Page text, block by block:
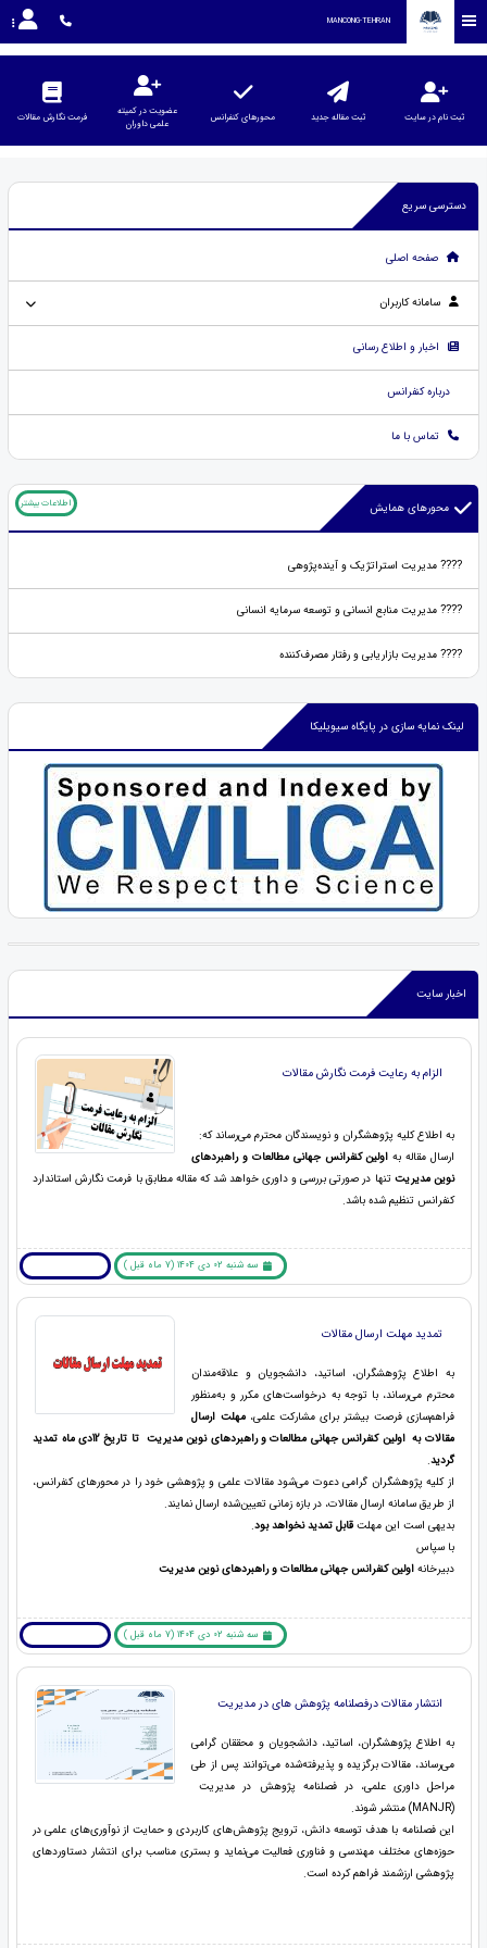
MANCONG-TEHRAN
ثبت نام در سایت ثبت مقاله جدید محورهای کنفرانس
عضویت در کمیته
علمی داوران
فرمت نگارش مقالات
دسترسی سریع
صفحه اصلی
سامانه کاربران
اخبار و اطلاع رسانی
درباره کنفرانس
تماس با ما
محورهای همایش اطلاعات بیشتر
???? مدیریت استراتژیک و آینده‌پژوهی
???? مدیریت منابع انسانی و توسعه سرمایه انسانی
???? مدیریت بازاریابی و رفتار مصرف‌کننده
لینک نمایه سازی در پایگاه سیویلیکا
اخبار سایت
الزام به رعایت فرمت نگارش مقالات
به اطلاع کلیه پژوهشگران و نویسندگان محترم می‌رساند که:
ارسال مقاله به اولین کنفرانس جهانی مطالعات و راهبردهای
نوین مدیریت تنها در صورتی بررسی و داوری خواهد شد که مقاله مطابق با فرمت نگارش استاندارد
کنفرانس تنظیم شده باشد.
سه شنبه 02 دی 1404 (7 ماه قبل )
تمدید مهلت ارسال مقالات
به اطلاع پژوهشگران، اساتید، دانشجویان و علاقه‌مندان
محترم می‌رساند، با توجه به درخواست‌های مکرر و به‌منظور
فراهم‌سازی فرصت بیشتر برای مشارکت علمی،مهلت ارسال
مقالات بهاولین کنفرانس جهانی مطالعات و راهبردهای نوین مدیریت
تا تاریخ 12دی ماه تمدید
گردید.
از کلیه پژوهشگران گرامی دعوت می‌شود مقالات علمی و پژوهشی خود را در محورهای کنفرانس،
از طریق سامانه ارسال مقالات، در بازه زمانی تعیین‌شده ارسال نمایند.
بدیهی است این مهلتقابل تمدید نخواهد بود.
با سپاس
دبیرخانهاولین کنفرانس جهانیمطالعات و راهبردهای نوین مدیریت
سه شنبه 02 دی 1404 (7 ماه قبل )
انتشار مقالات درفصلنامه پژوهش های در مدیریت
به اطلاع پژوهشگران، اساتید، دانشجویان و محققان گرامی
می‌رساند، مقالات برگزیده و پذیرفته‌شده می‌توانند پس از طی
مراحل داوری علمی، در فصلنامه پژوهش در مدیریت
(MANJR) منتشر شوند.
این فصلنامه با هدف توسعه دانش، ترویج پژوهش‌های کاربردی و حمایت از نوآوری‌های علمی در
حوزه‌های مختلف مهندسی و فناوری فعالیت می‌نماید و بستری مناسب برای انتشار دستاوردهای
پژوهشی ارزشمند فراهم کرده است.